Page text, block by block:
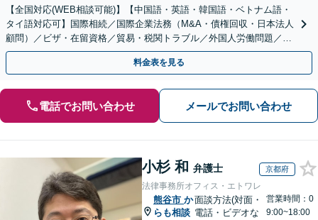
【全国対応(WEB相談可能)】【中国語・英語・韓国語・ベトナム語・
タイ語対応可】国際相続／国際企業法務（M&A・債権回収・日本法人
顧問）／ビザ・在留資格／貿易・税関トラブル／外国人労働問題／外
国人刑事事件など、幅広いご相談に対応可能
料金表を見る
電話でお問い合わせ メールでお問い合わせ
小杉 和 弁護士 京都府
法律事務所オフィス・エトワレ
熊谷市 か
らも相談
面談方法(対面・
電話・ビデオな
営業時間：0
9:00~18:00